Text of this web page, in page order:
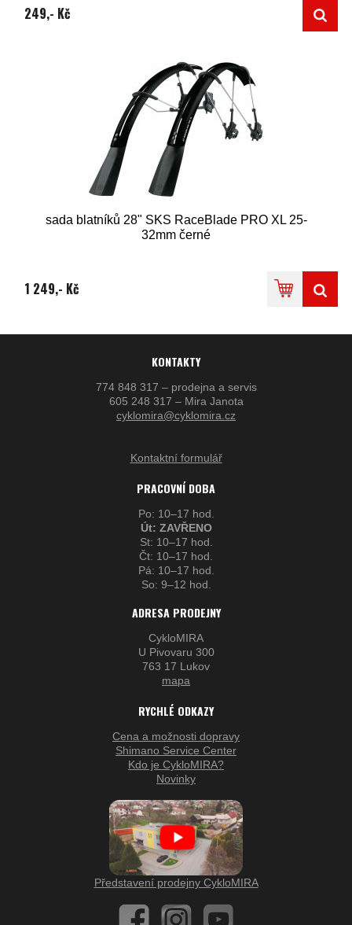
249,- Kč
sada blatníků 28" SKS RaceBlade PRO XL 25-
32mm černé
1 249,- Kč
KONTAKTY
774 848 317 – prodejna a servis
605 248 317 – Mira Janota
cyklomira@cyklomira.cz
Kontaktní formulář
PRACOVNÍ DOBA
Po: 10–17 hod.
Út: ZAVŘENO
St: 10–17 hod.
Čt: 10–17 hod.
Pá: 10–17 hod.
So: 9–12 hod.
ADRESA PRODEJNY
CykloMIRA
U Pivovaru 300
763 17 Lukov
mapa
RYCHLÉ ODKAZY
Cena a možnosti dopravy
Shimano Service Center
Kdo je CykloMIRA?
Novinky
Představení prodejny CykloMIRA